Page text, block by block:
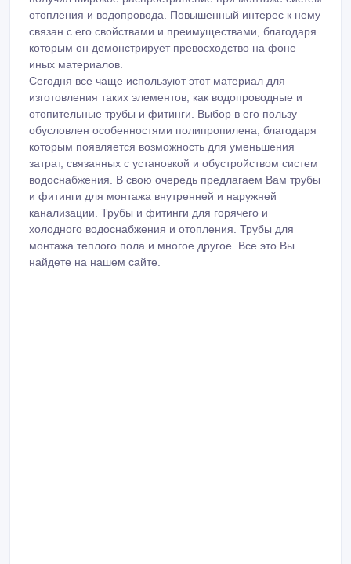
В последние годы такой материал, как полипропилен,
получил широкое распространение при монтаже систем
отопления и водопровода. Повышенный интерес к нему
связан с его свойствами и преимуществами, благодаря
которым он демонстрирует превосходство на фоне
иных материалов.
Сегодня все чаще используют этот материал для
изготовления таких элементов, как водопроводные и
отопительные трубы и фитинги. Выбор в его пользу
обусловлен особенностями полипропилена, благодаря
которым появляется возможность для уменьшения
затрат, связанных с установкой и обустройством систем
водоснабжения. В свою очередь предлагаем Вам трубы
и фитинги для монтажа внутренней и наружней
канализации. Трубы и фитинги для горячего и
холодного водоснабжения и отопления. Трубы для